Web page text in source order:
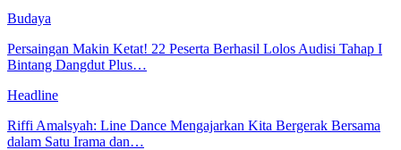
Budaya
Persaingan Makin Ketat! 22 Peserta Berhasil Lolos Audisi Tahap I
Bintang Dangdut Plus…
Headline
Riffi Amalsyah: Line Dance Mengajarkan Kita Bergerak Bersama
dalam Satu Irama dan…